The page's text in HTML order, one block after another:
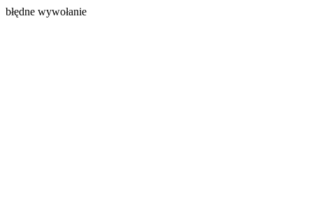
błędne wywołanie